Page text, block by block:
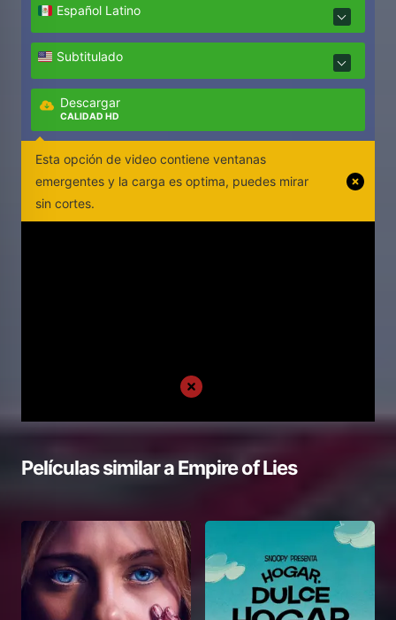
Español Latino
Subtitulado
Descargar
CALIDAD HD
Esta opción de video contiene ventanas
emergentes y la carga es optima, puedes mirar
sin cortes.
Películas similar aEmpire of Lies